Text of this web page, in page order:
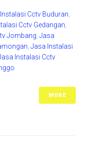
Cctv Buduran
Cctv Gedangan
Jombang Jasa
Jasa Instalasi
Instalasi Cctv
MORE